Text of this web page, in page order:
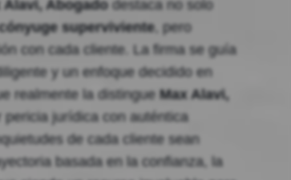
Alavi, Abogadodestaca no solo
superviviente, pero
con cada cliente. La firma se guía
y un enfoque decidido en
realmente la distingue Max Alavi,
jurídica con auténtica
de cada cliente sean
basada en la confianza, la